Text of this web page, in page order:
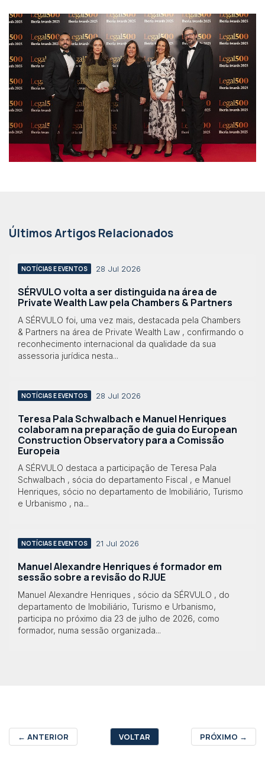
Últimos Artigos Relacionados
NOTÍCIAS E EVENTOS 28 Jul 2026
SÉRVULO volta a ser distinguida na área de
Private Wealth Law pela Chambers & Partners
A SÉRVULO foi, uma vez mais, destacada pela Chambers
& Partners na área de Private Wealth Law , confirmando o
reconhecimento internacional da qualidade da sua
assessoria jurídica nesta...
NOTÍCIAS E EVENTOS 28 Jul 2026
Teresa Pala Schwalbach e Manuel Henriques
colaboram na preparação de guia do European
Construction Observatory para a Comissão
Europeia
A SÉRVULO destaca a participação de Teresa Pala
Schwalbach , sócia do departamento Fiscal , e Manuel
Henriques, sócio no departamento de Imobiliário, Turismo
e Urbanismo , na...
NOTÍCIAS E EVENTOS 21 Jul 2026
Manuel Alexandre Henriques é formador em
sessão sobre a revisão do RJUE
Manuel Alexandre Henriques , sócio da SÉRVULO , do
departamento de Imobiliário, Turismo e Urbanismo,
participa no próximo dia 23 de julho de 2026, como
formador, numa sessão organizada...
← ANTERIOR VOLTAR PRÓXIMO →